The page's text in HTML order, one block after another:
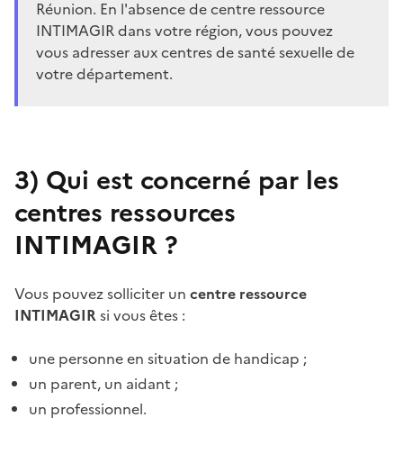
Réunion. En l'absence de centre ressource
INTIMAGIR dans votre région, vous pouvez
vous adresser aux centres de santé sexuelle de
votre département.
3) Qui est concerné par les
centres ressources
INTIMAGIR ?
Vous pouvez solliciter un centre ressource
INTIMAGIRsi vous êtes :
une personne en situation de handicap ;
un parent, un aidant ;
un professionnel.